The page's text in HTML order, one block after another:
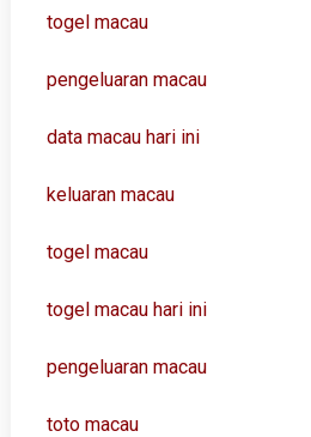
togel macau
pengeluaran macau
data macau hari ini
keluaran macau
togel macau
togel macau hari ini
pengeluaran macau
toto macau